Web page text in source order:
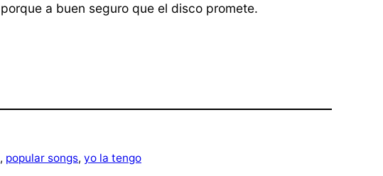
a buen seguro que el disco promete.
, popular songs, yo la tengo